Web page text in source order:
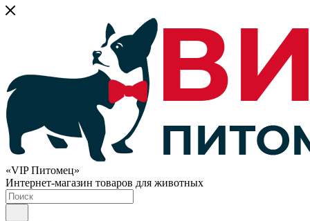
«VIP Питомец»
Интернет-магазин товаров для животных